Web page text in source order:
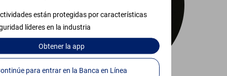
están protegidas por características
líderes en la industria
Obtenerla app
Continúe para entrar en la Banca en Línea